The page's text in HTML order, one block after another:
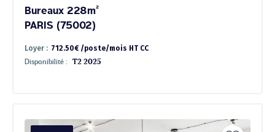
Bureaux 228m²
PARIS (75002)
Loyer : 712.50€ /poste/mois HT CC
Disponibilité : T2 2025